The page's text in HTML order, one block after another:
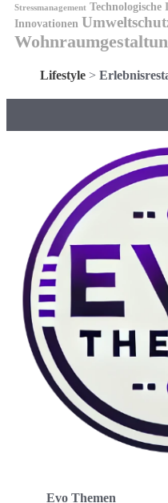
Stressmanagement Technologische
Innovationen
Lifestyle>
Evo Themen